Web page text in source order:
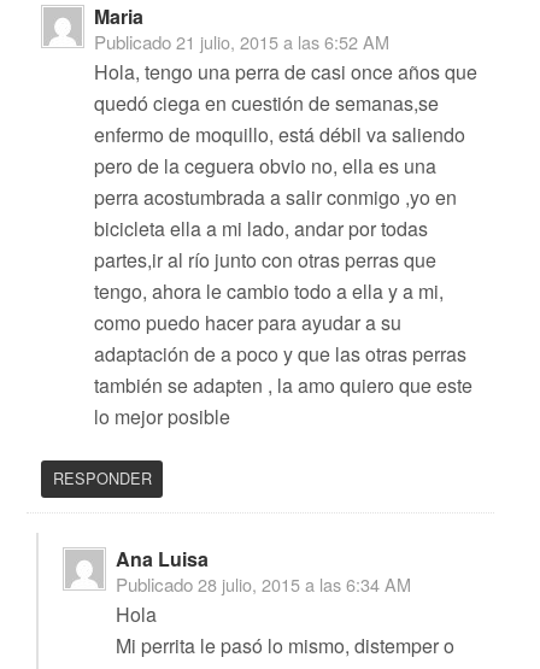
Maria
Publicado21 julio, 2015 a las 6:52 AM
Hola, tengo una perra de casi once años que
quedó ciega en cuestión de semanas,se
enfermo de moquillo, está débil va saliendo
pero de la ceguera obvio no, ella es una
perra acostumbrada a salir conmigo ,yo en
bicicleta ella a mi lado, andar por todas
partes,ir al río junto con otras perras que
tengo, ahora le cambio todo a ella y a mi,
como puedo hacer para ayudar a su
adaptación de a poco y que las otras perras
también se adapten , la amo quiero que este
lo mejor posible
RESPONDER
Ana Luisa
Publicado28 julio, 2015 a las 6:34 AM
Hola
Mi perrita le pasó lo mismo, distemper o